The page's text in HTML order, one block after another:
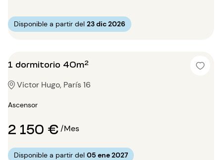
Disponible a partir del 23 dic 2026
1 dormitorio 40m²
Victor Hugo, París 16
Ascensor
2 150 €/Mes
Disponible a partir del 05 ene 2027